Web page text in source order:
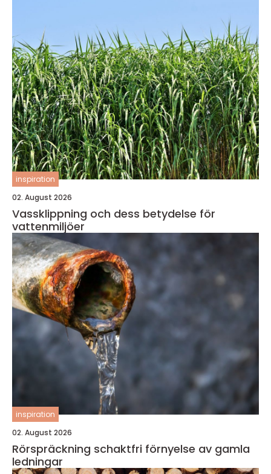
inspiration
02. August 2026
Vassklippning och dess betydelse för
vattenmiljöer
inspiration
02. August 2026
Rörspräckning schaktfri förnyelse av gamla
ledningar